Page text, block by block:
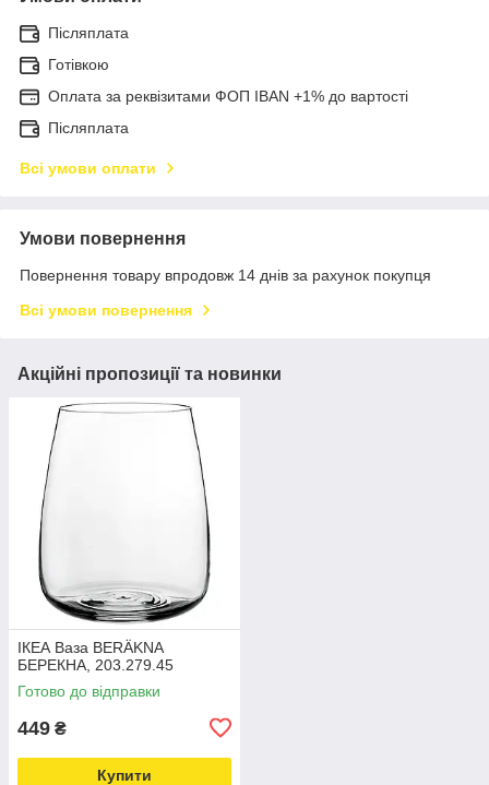
Післяплата
Готівкою
Оплата за реквізитами ФОП IBAN +1% до вартості
Післяплата
Всі умови оплати
Умови повернення
Повернення товару впродовж 14 днів за рахунок покупця
Всі умови повернення
Акційні пропозиції та новинки
ІКЕА Ваза BERÄKNA
БЕРЕКНА, 203.279.45
Готово до відправки
449 ₴
Купити